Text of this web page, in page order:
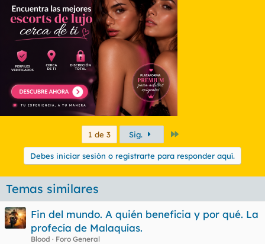
1 de 3 Sig.
Debes iniciar sesión o registrarte para responder aquí.
Temas similares
Fin del mundo. A quién beneficia y por qué. La
profecía de Malaquías.
Blood
Foro General